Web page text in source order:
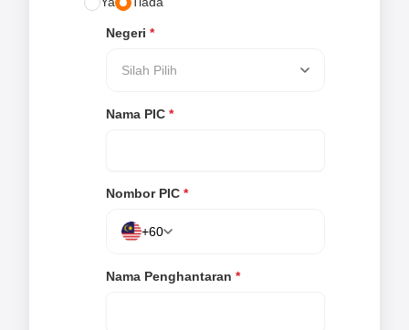
Negeri *
Silah Pilih
Nama PIC *
Nombor PIC *
+60
Nama Penghantaran *